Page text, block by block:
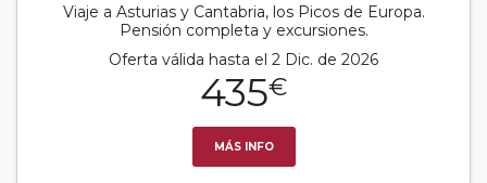
Viaje a Asturias y Cantabria, los Picos de Europa.
Pensión completa y excursiones.
Oferta válida hasta el 2 Dic. de 2026
435€
MÁS INFO